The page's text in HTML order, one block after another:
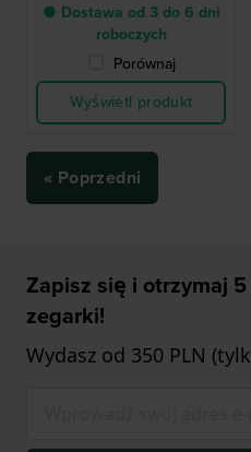
● Dostawa od 3 do 6 dni
roboczych
Porównaj
Wyświetl produkt
« Poprzedni
Zapisz się i otrzymaj
zegarki!
Wydasz od 350 PLN